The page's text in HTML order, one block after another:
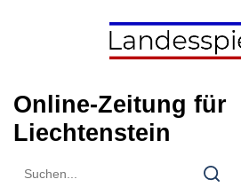
Online-Zeitung für
Liechtenstein
Search
Search